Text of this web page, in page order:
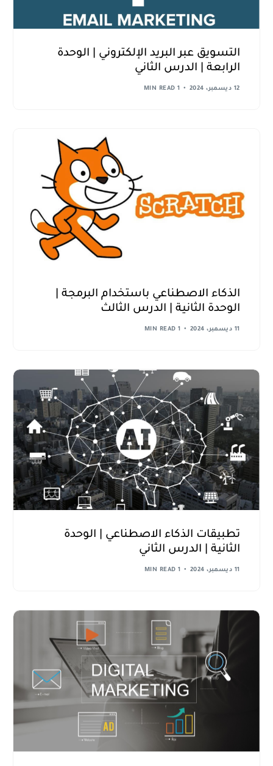
التسويق عبر البريد الإلكتروني | الوحدة
الرابعة | الدرس الثاني
12 ديسمبر، 2024 1 MIN READ
الذكاء الاصطناعي باستخدام البرمجة |
الوحدة الثانية | الدرس الثالث
11 ديسمبر، 2024 1 MIN READ
تطبيقات الذكاء الاصطناعي | الوحدة
الثانية | الدرس الثاني
11 ديسمبر، 2024 1 MIN READ